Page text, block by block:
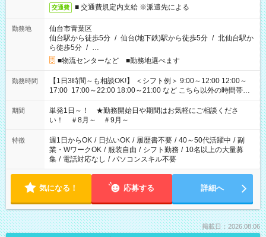
交通費 ■ 交通費規定内支給 ※派遣先による
勤務地
仙台市青葉区
仙台駅から徒歩5分 / 仙台(地下鉄)駅から徒歩5分 / 北仙台駅か
ら徒歩5分 / …
■物流センターなど ■勤務地選べます
勤務時間
【1日3時間～も相談OK!】 ＜シフト例＞ 9:00～12:00 12:00～
17:00 17:00～22:00 18:00～21:00 など こちら以外の時間帯も
お気軽にご相談ください！
期間
単発1日～！ ★勤務開始日や期間はお気軽にご相談くださ
い！ ＃8月～ ＃9月～
特徴 週1日からOK / 日払いOK / 履歴書不要 / 40～50代活躍中 / 副
業・WワークOK / 服装自由 / シフト勤務 / 10名以上の大量募
集 / 電話対応なし / パソコンスキル不要
気になる！ 応募する 詳細へ
掲載日：2026.08.06